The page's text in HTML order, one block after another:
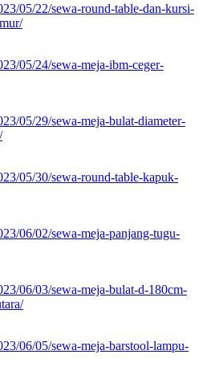
05/22/sewa-round-table-dan-kursi-
05/24/sewa-meja-ibm-ceger-
05/29/sewa-meja-bulat-diameter-
05/30/sewa-round-table-kapuk-
06/02/sewa-meja-panjang-tugu-
06/03/sewa-meja-bulat-d-180cm-
06/05/sewa-meja-barstool-lampu-